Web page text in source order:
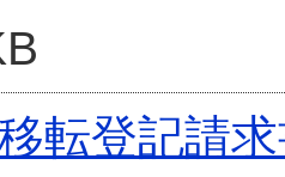
転登記請